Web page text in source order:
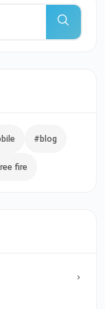
#blog
fire